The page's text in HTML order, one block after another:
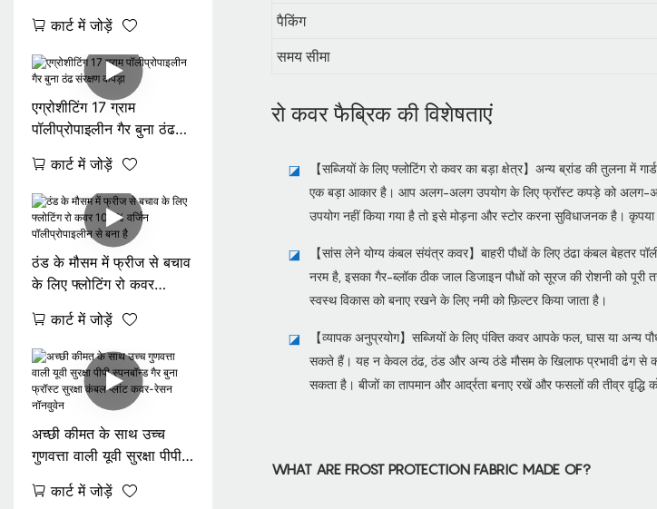
पैकिंग
समय सीमा
रो कवर फैब्रिक की विशेषताएं
◪
【सब्जियों के लिए फ्लोटिंग रो कवर का बड़ा क्षेत्र】अन्य ब्रांड की तुलना
एक बड़ा आकार है। आप अलग-अलग उपयोग के लिए फ्रॉस्ट कपड़े को अलग-
उपयोग नहीं किया गया है तो इसे मोड़ना और स्टोर करना सुविधाजनक है।
◪
【सांस लेने योग्य कंबल संयंत्र कवर】बाहरी पौधों के लिए ठंढा कंबल बेहतर
नरम है, इसका गैर-ब्लॉक ठीक जाल डिजाइन पौधों को सूरज की रोशनी को
स्वस्थ विकास को बनाए रखने के लिए नमी को फ़िल्टर किया जाता है।
◪
【व्यापक अनुप्रयोग】सब्जियों के लिए पंक्ति कवर आपके फल, घास या अन्य
सकते हैं। यह न केवल ठंढ, ठंड और अन्य ठंडे मौसम के खिलाफ प्रभावी ढंग से
सकता है। बीजों का तापमान और आर्द्रता बनाए रखें और फसलों की तीव्र वृद्धि
WHAT ARE FROST PROTECTION FABRIC MADE OF?
फैब्रिक आपूर्तिकर्ता
कार्ट में जोड़ें
एग्रोशीटिंग 17 ग्राम
पॉलीप्रोपाइलीन गैर बुना ठंढ
कार्ट में जोड़ें
ठंड के मौसम में फ्रीज से बचाव
के लिए फ्लोटिंग रो कवर
से बना है
कार्ट में जोड़ें
अच्छी कीमत के साथ उच्च
गुणवत्ता वाली यूवी सुरक्षा पीपी
सुरक्षा कंबल प्लांट कवर-रेसन
कार्ट में जोड़ें